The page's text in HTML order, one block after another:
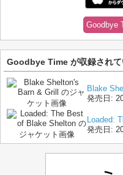
Goodbye
Goodbye Time が収録されて
Blake
発売日:
Loaded:
発売日: